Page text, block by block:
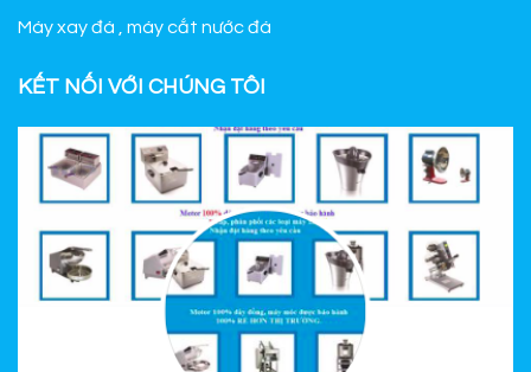
Máy xay đá , máy cắt nước đá
KẾT NỐI VỚI CHÚNG TÔI